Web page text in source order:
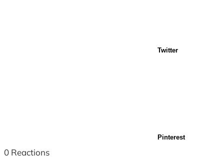
Twitter
Pinterest
0 Reactions